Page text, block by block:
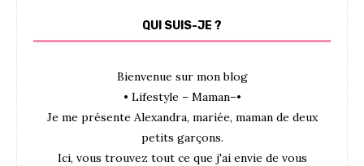
QUI SUIS-JE ?
Bienvenue sur mon blog
• Lifestyle – Maman–•
Je me présente Alexandra, mariée, maman de deux
petits garçons.
Ici, vous trouvez tout ce que j'ai envie de vous